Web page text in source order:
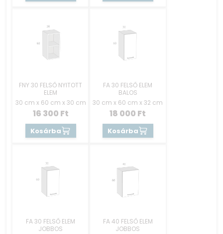
FNY 30 FELSŐ NYITOTT
ELEM
30 cm x 60 cm x 30 cm
16 300 Ft
Kosárba
FA 30 FELSŐ ELEM
BALOS
30 cm x 60 cm x 32 cm
18 000 Ft
Kosárba
FA 30 FELSŐ ELEM
JOBBOS
FA 40 FELSŐ ELEM
JOBBOS